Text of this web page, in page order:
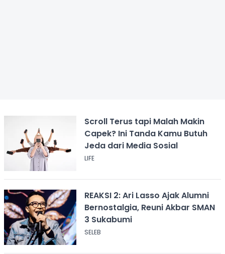
Scroll Terus tapi Malah Makin
Capek? Ini Tanda Kamu Butuh
Jeda dari Media Sosial
LIFE
REAKSI 2: Ari Lasso Ajak Alumni
Bernostalgia, Reuni Akbar SMAN
3 Sukabumi
SELEB